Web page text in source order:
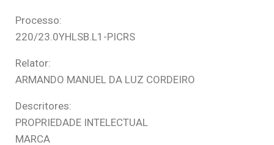
Processo:
220/23.0YHLSB.L1-PICRS
Relator:
ARMANDO MANUEL DA LUZ CORDEIRO
Descritores:
PROPRIEDADE INTELECTUAL
MARCA